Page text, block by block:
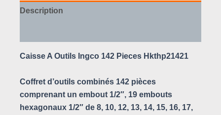
Description
Caisse A Outils Ingco 142 Pieces Hkthp21421
Coffret d’outils combinés 142 pièces
comprenant un embout 1/2″, 19 embouts
hexagonaux 1/2″ de 8, 10, 12, 13, 14, 15, 16, 17,